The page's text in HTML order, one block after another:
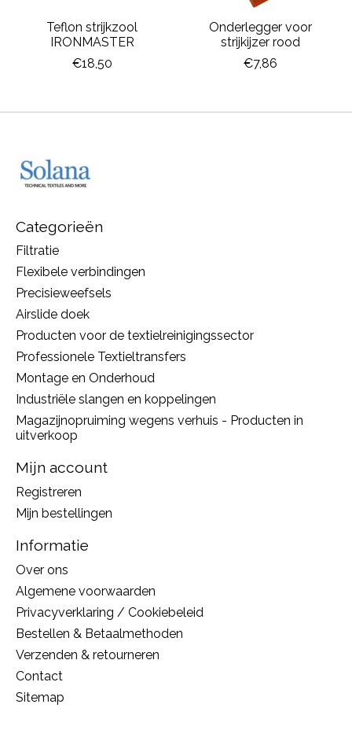
Teflon strijkzool
IRONMASTER
€18,50
Onderlegger voor
strijkijzer rood
€7,86
Categorieën
Filtratie
Flexibele verbindingen
Precisieweefsels
Airslide doek
Producten voor de textielreinigingssector
Professionele Textieltransfers
Montage en Onderhoud
Industriële slangen en koppelingen
Magazijnopruiming wegens verhuis - Producten in
uitverkoop
Mijn account
Registreren
Mijn bestellingen
Informatie
Over ons
Algemene voorwaarden
Privacyverklaring / Cookiebeleid
Bestellen & Betaalmethoden
Verzenden & retourneren
Contact
Sitemap